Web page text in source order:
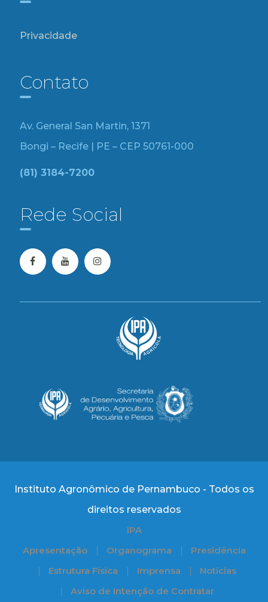
Privacidade
Contato
Av. General San Martin, 1371
Bongi – Recife | PE – CEP 50761-000
(81) 3184-7200
Rede Social
Instituto Agronômico de Pernambuco - Todos os
direitos reservados
IPA
Apresentação
Organograma
Presidência
Estrutura Física
Imprensa
Notícias
Aviso de Intenção de Contratar